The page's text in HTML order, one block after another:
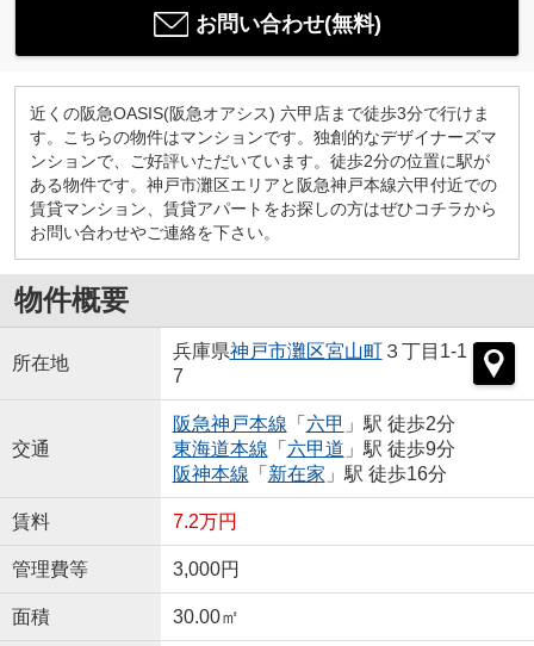
お問い合わせ(無料)
近くの阪急OASIS(阪急オアシス) 六甲店まで徒歩3分で行けま
す。こちらの物件はマンションです。独創的なデザイナーズマ
ンションで、ご好評いただいています。徒歩2分の位置に駅が
ある物件です。神戸市灘区エリアと阪急神戸本線六甲付近での
賃貸マンション、賃貸アパートをお探しの方はぜひコチラから
お問い合わせやご連絡を下さい。
物件概要
所在地
兵庫県神戸市灘区宮山町３丁目1-1
7
交通
阪急神戸本線 「 六甲 」駅 徒歩2分
東海道本線 「 六甲道 」駅 徒歩9分
阪神本線 「 新在家 」駅 徒歩16分
賃料 7.2万円
管理費等 3,000円
面積 30.00㎡